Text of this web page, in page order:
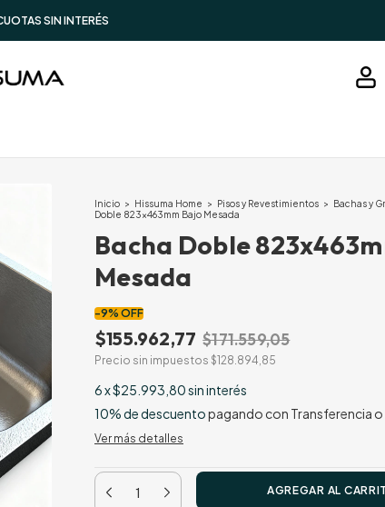
SIN INTERÉS
Inicio > Hissuma Home > Pisos y Revestimientos > Bachas y
Doble 823x463mm Bajo Mesada
Bacha Doble
Mesada
-9% OFF
$155.962,77 $171.559,05
Precio sin impuestos $128.894,85
6x$25.993,80sin interés
10% de descuentopagando con Transferencia
Ver más detalles